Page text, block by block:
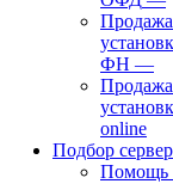
ФН —
online
Подбор
Помощь